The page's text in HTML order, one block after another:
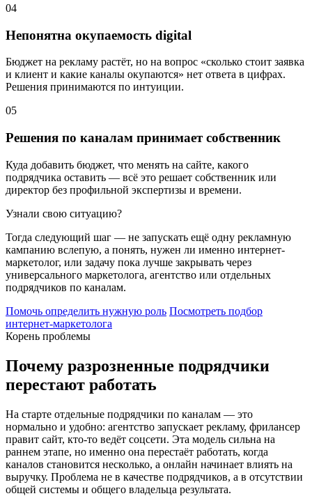
04
Непонятна окупаемость digital
Бюджет на рекламу растёт, но на вопрос «сколько стоит заявка
и клиент и какие каналы окупаются» нет ответа в цифрах.
Решения принимаются по интуиции.
05
Решения по каналам принимает собственник
Куда добавить бюджет, что менять на сайте, какого
подрядчика оставить — всё это решает собственник или
директор без профильной экспертизы и времени.
Узнали свою ситуацию?
Тогда следующий шаг — не запускать ещё одну рекламную
кампанию вслепую, а понять, нужен ли именно интернет-
маркетолог, или задачу пока лучше закрывать через
универсального маркетолога, агентство или отдельных
подрядчиков по каналам.
Помочь определить нужную роль Посмотреть подбор
интернет-маркетолога
Корень проблемы
Почему разрозненные подрядчики
перестают работать
На старте отдельные подрядчики по каналам — это
нормально и удобно: агентство запускает рекламу, фрилансер
правит сайт, кто-то ведёт соцсети. Эта модель сильна на
раннем этапе, но именно она перестаёт работать, когда
каналов становится несколько, а онлайн начинает влиять на
выручку. Проблема не в качестве подрядчиков, а в отсутствии
общей системы и общего владельца результата.